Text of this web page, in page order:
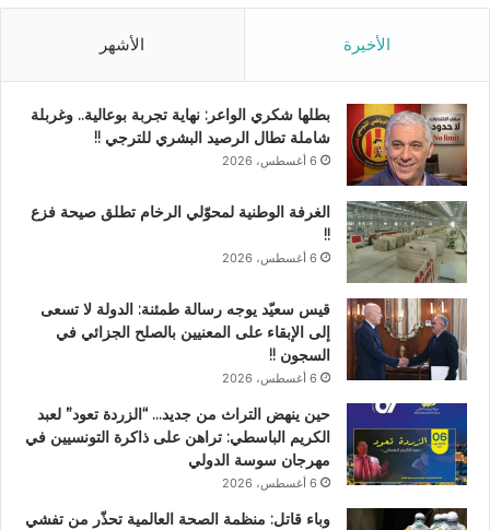
الأخيرة الأشهر
بطلها شكري الواعر: نهاية تجربة بوعالية.. وغربلة
شاملة تطال الرصيد البشري للترجي !!
6 أغسطس، 2026
الغرفة الوطنية لمحوّلي الرخام تطلق صيحة فزع
!!
6 أغسطس، 2026
قيس سعيّد يوجه رسالة طمئنة: الدولة لا تسعى
إلى الإبقاء على المعنيين بالصلح الجزائي في
السجون !!
6 أغسطس، 2026
حين ينهض التراث من جديد… “الزردة تعود” لعبد
الكريم الباسطي: تراهن على ذاكرة التونسيين في
مهرجان سوسة الدولي
6 أغسطس، 2026
وباء قاتل: منظمة الصحة العالمية تحذّر من تفشي